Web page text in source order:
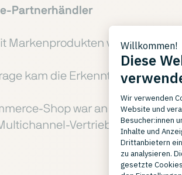
Partnerhändler
Markenprodukten von
kam die Erkenntnis: Nicht
Shop war an seine
Vertrieb,